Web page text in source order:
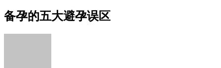
备孕的五大避孕误区